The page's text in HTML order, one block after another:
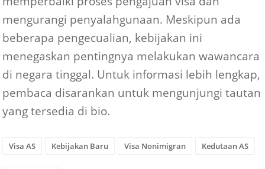
mengurangi penyalahgunaan. Meskipun ada
beberapa pengecualian, kebijakan ini
menegaskan pentingnya melakukan wawancara
di negara tinggal. Untuk informasi lebih lengkap,
pembaca disarankan untuk mengunjungi tautan
yang tersedia di bio.
Visa AS Kebijakan Baru Visa Nonimigran Kedutaan AS